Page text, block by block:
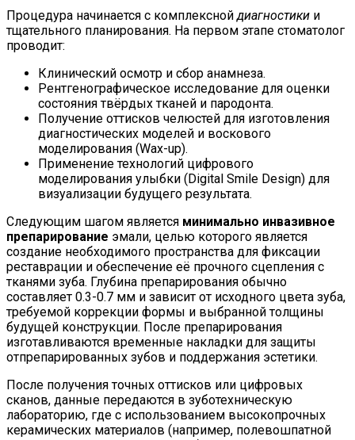
Процедура начинается с комплексной диагностики и
тщательного планирования. На первом этапе стоматолог
проводит:
Клинический осмотр и сбор анамнеза.
Рентгенографическое исследование для оценки
состояния твёрдых тканей и пародонта.
Получение оттисков челюстей для изготовления
диагностических моделей и воскового
моделирования (Wax-up).
Применение технологий цифрового
моделирования улыбки (Digital Smile Design) для
визуализации будущего результата.
Следующим шагом является минимально инвазивное
препарирование эмали, целью которого является
создание необходимого пространства для фиксации
реставрации и обеспечение её прочного сцепления с
тканями зуба. Глубина препарирования обычно
составляет 0.3-0.7 мм и зависит от исходного цвета зуба,
требуемой коррекции формы и выбранной толщины
будущей конструкции. После препарирования
изготавливаются временные накладки для защиты
отпрепарированных зубов и поддержания эстетики.
После получения точных оттисков или цифровых
сканов, данные передаются в зуботехническую
лабораторию, где с использованием высокопрочных
керамических материалов (например, полевошпатной